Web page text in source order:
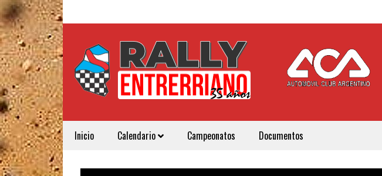
Inicio Calendario Campeonatos Documentos